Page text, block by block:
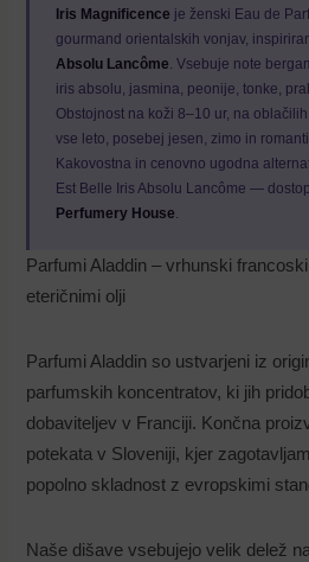
Iris Magnificence je ženski Eau de
gourmand orientalskih vonjav,
Absolu Lancôme. Vsebuje note
iris absolu, jasmina, peonije, tonke,
Obstojnost na koži 8–10 ur, na
vse leto, posebej jesen, zimo in
Kakovostna in cenovno ugodna
Est Belle Iris Absolu Lancôme —
Perfumery House.
Parfumi Aladdin – vrhunski
eteričnimi olji
Parfumi Aladdin so ustvarjeni iz
parfumskih koncentratov, ki jih
dobaviteljev v Franciji. Končna
potekata v Sloveniji, kjer
popolno skladnost z evropskimi
Naše dišave vsebujejo velik delež
Uporabniško ime ali e-
Geslo
Zapomni si me